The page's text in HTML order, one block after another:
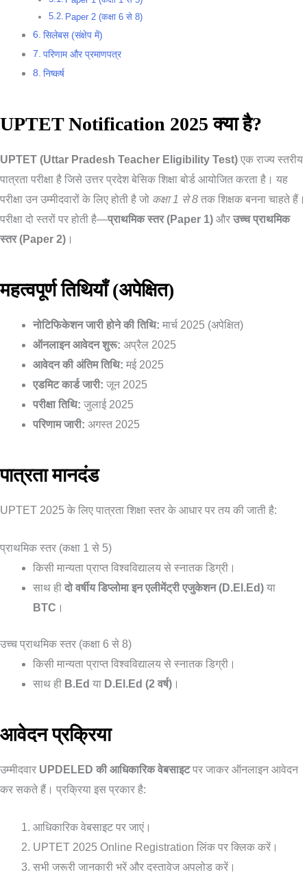
Paper 2 (कक्षा 6 से 8)
सिलेबस (संक्षेप में)
परिणाम और प्रमाणपत्र
निष्कर्ष
UPTET Notification 2025 क्या है?
UPTET (Uttar Pradesh Teacher Eligibility Test) एक राज्य स्तरीय
पात्रता परीक्षा है जिसे उत्तर प्रदेश बेसिक शिक्षा बोर्ड आयोजित करता है। यह
परीक्षा उन उम्मीदवारों के लिए होती है जो कक्षा 1 से 8 तक शिक्षक बनना चाहते हैं।
परीक्षा दो स्तरों पर होती है—प्राथमिक स्तर (Paper 1) और उच्च प्राथमिक
स्तर (Paper 2) ।
महत्वपूर्ण तिथियाँ (अपेक्षित)
नोटिफिकेशन जारी होने की तिथि: मार्च 2025 (अपेक्षित)
ऑनलाइन आवेदन शुरू: अप्रैल 2025
आवेदन की अंतिम तिथि: मई 2025
एडमिट कार्ड जारी: जून 2025
परीक्षा तिथि: जुलाई 2025
परिणाम जारी: अगस्त 2025
पात्रता मानदंड
UPTET 2025 के लिए पात्रता शिक्षा स्तर के आधार पर तय की जाती है:
प्राथमिक स्तर (कक्षा 1 से 5)
किसी मान्यता प्राप्त विश्वविद्यालय से स्नातक डिग्री।
साथ ही दो वर्षीय डिप्लोमा इन एलीमेंट्री एजुकेशन (D.El.Ed) या
BTC ।
उच्च प्राथमिक स्तर (कक्षा 6 से 8)
किसी मान्यता प्राप्त विश्वविद्यालय से स्नातक डिग्री।
साथ ही B.Ed या D.El.Ed (2 वर्ष) ।
आवेदन प्रक्रिया
उम्मीदवार UPDELED की आधिकारिक वेबसाइटपर जाकर ऑनलाइन आवेदन
कर सकते हैं। प्रक्रिया इस प्रकार है:
आधिकारिक वेबसाइट पर जाएं।
UPTET 2025 Online Registration लिंक पर क्लिक करें।
सभी जरूरी जानकारी भरें और दस्तावेज अपलोड करें।